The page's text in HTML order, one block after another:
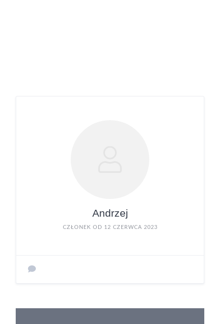
Andrzej
CZŁONEK OD 12 CZERWCA 2023